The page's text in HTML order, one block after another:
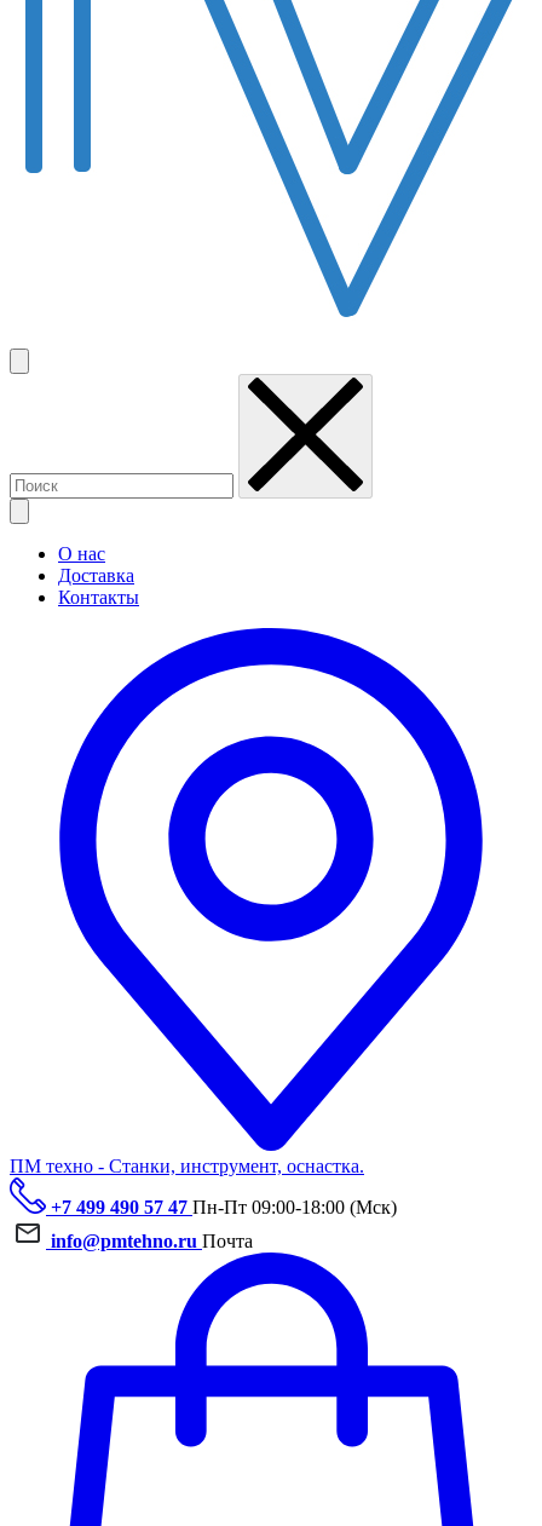
О нас
Доставка
Контакты
ПМ техно - Станки, инструмент, оснастка.
+7 499 490 57 47 Пн-Пт 09:00-18:00 (Мск)
info@pmtehno.ru Почта